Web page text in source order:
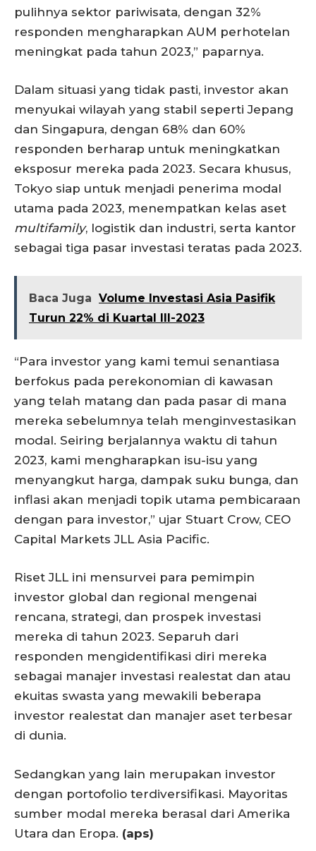
pulihnya sektor pariwisata, dengan 32%
responden mengharapkan AUM perhotelan
meningkat pada tahun 2023,” paparnya.
Dalam situasi yang tidak pasti, investor akan
menyukai wilayah yang stabil seperti Jepang
dan Singapura, dengan 68% dan 60%
responden berharap untuk meningkatkan
eksposur mereka pada 2023. Secara khusus,
Tokyo siap untuk menjadi penerima modal
utama pada 2023, menempatkan kelas aset
multifamily, logistik dan industri, serta kantor
sebagai tiga pasar investasi teratas pada 2023.
Baca Juga Volume Investasi Asia Pasifik
Turun 22% di Kuartal III-2023
“Para investor yang kami temui senantiasa
berfokus pada perekonomian di kawasan
yang telah matang dan pada pasar di mana
mereka sebelumnya telah menginvestasikan
modal. Seiring berjalannya waktu di tahun
2023, kami mengharapkan isu-isu yang
menyangkut harga, dampak suku bunga, dan
inflasi akan menjadi topik utama pembicaraan
dengan para investor,” ujar Stuart Crow, CEO
Capital Markets JLL Asia Pacific.
Riset JLL ini mensurvei para pemimpin
investor global dan regional mengenai
rencana, strategi, dan prospek investasi
mereka di tahun 2023. Separuh dari
responden mengidentifikasi diri mereka
sebagai manajer investasi realestat dan atau
ekuitas swasta yang mewakili beberapa
investor realestat dan manajer aset terbesar
di dunia.
Sedangkan yang lain merupakan investor
dengan portofolio terdiversifikasi. Mayoritas
sumber modal mereka berasal dari Amerika
Utara dan Eropa. (aps)